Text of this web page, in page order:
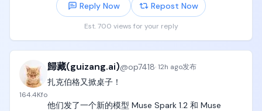
Reply Now Repost Now
Est. 700 views for your reply
164.4Kfo
歸藏(guizang.ai)@op7418·12h ago发布
扎克伯格又掀桌子！
他们发了一个新的模型 Muse Spark 1.2 和 Muse